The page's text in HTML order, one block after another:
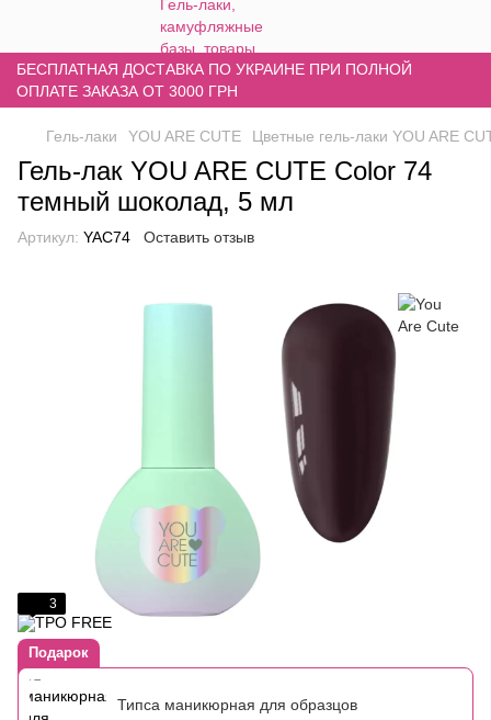
БЕСПЛАТНАЯ ДОСТАВКА ПО УКРАИНЕ ПРИ ПОЛНОЙ
ОПЛАТЕ ЗАКАЗА ОТ 3000 ГРН
Гель-лаки YOU ARE CUTE Цветные гель-лаки YOU ARE
Гель-лак YOU ARE CUTE Color 74
темный шоколад, 5 мл
Артикул: YAC74 Оставить отзыв
3
Подарок
Типса маникюрная для образцов